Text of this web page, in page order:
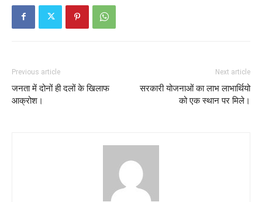
Previous article
जनता में दोनों ही दलों के खिलाफ
आक्रोश।
Next article
सरकारी योजनाओं का लाभ लाभार्थियो
को एक स्थान पर मिले।